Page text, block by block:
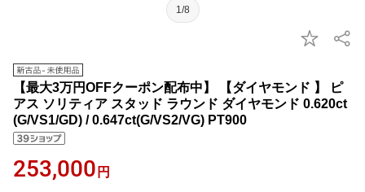
1/8
【最大3万円OFFクーポン配布中】 【ダイヤモンド 】 ピ
アス ソリティア スタッド ラウンド ダイヤモンド 0.620ct
(G/VS1/GD) / 0.647ct(G/VS2/VG) PT900
253,000 円